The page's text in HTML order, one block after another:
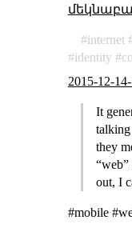
internet
identity
2015-12-
It
talking
they
out, I
#mobile